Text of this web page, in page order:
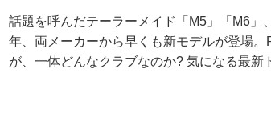
話題を呼んだテーラーメイド「M5」「M6
年、両メーカーから早くも新モデルが登場
が、一体どんなクラブなのか? 気になる最新